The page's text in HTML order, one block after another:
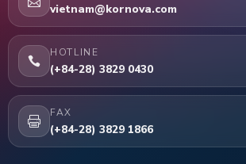
vietnam@kornova.com
HOTLINE
(+84-28) 3829 0430
FAX
(+84-28) 3829 1866